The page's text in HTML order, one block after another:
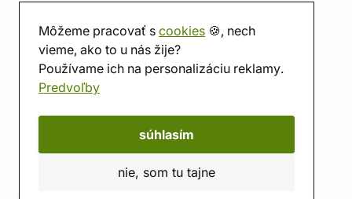
Môžeme pracovať s cookies 🍪, nech
vieme, ako to u nás žije?
Používame ich na personalizáciu reklamy.
Predvoľby
súhlasím
nie, som tu tajne
Predajňa
Herňa
O nás
Hodnotenie obchodu